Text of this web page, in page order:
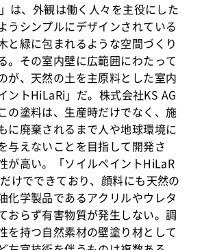
」は、外観は働く人々を主役にした
うシンプルにデザインされている
と緑に包まれるような空間づくり
。その室内壁に広範囲にわたって
が、天然の土を主原料とした室内
ントHiLaRi」だ。株式会社KS AG
の塗料は、生産時だけでなく、施
に廃棄されるまで人や地球環境に
与えないことを目指して開発さ
が高い。「ソイルペイントHiLaR
けでできており、顔料にも天然の
化学製品であるアクリルやウレタ
おらず有害物質が発生しない。調
を持つ自然素材の壁塗り材として